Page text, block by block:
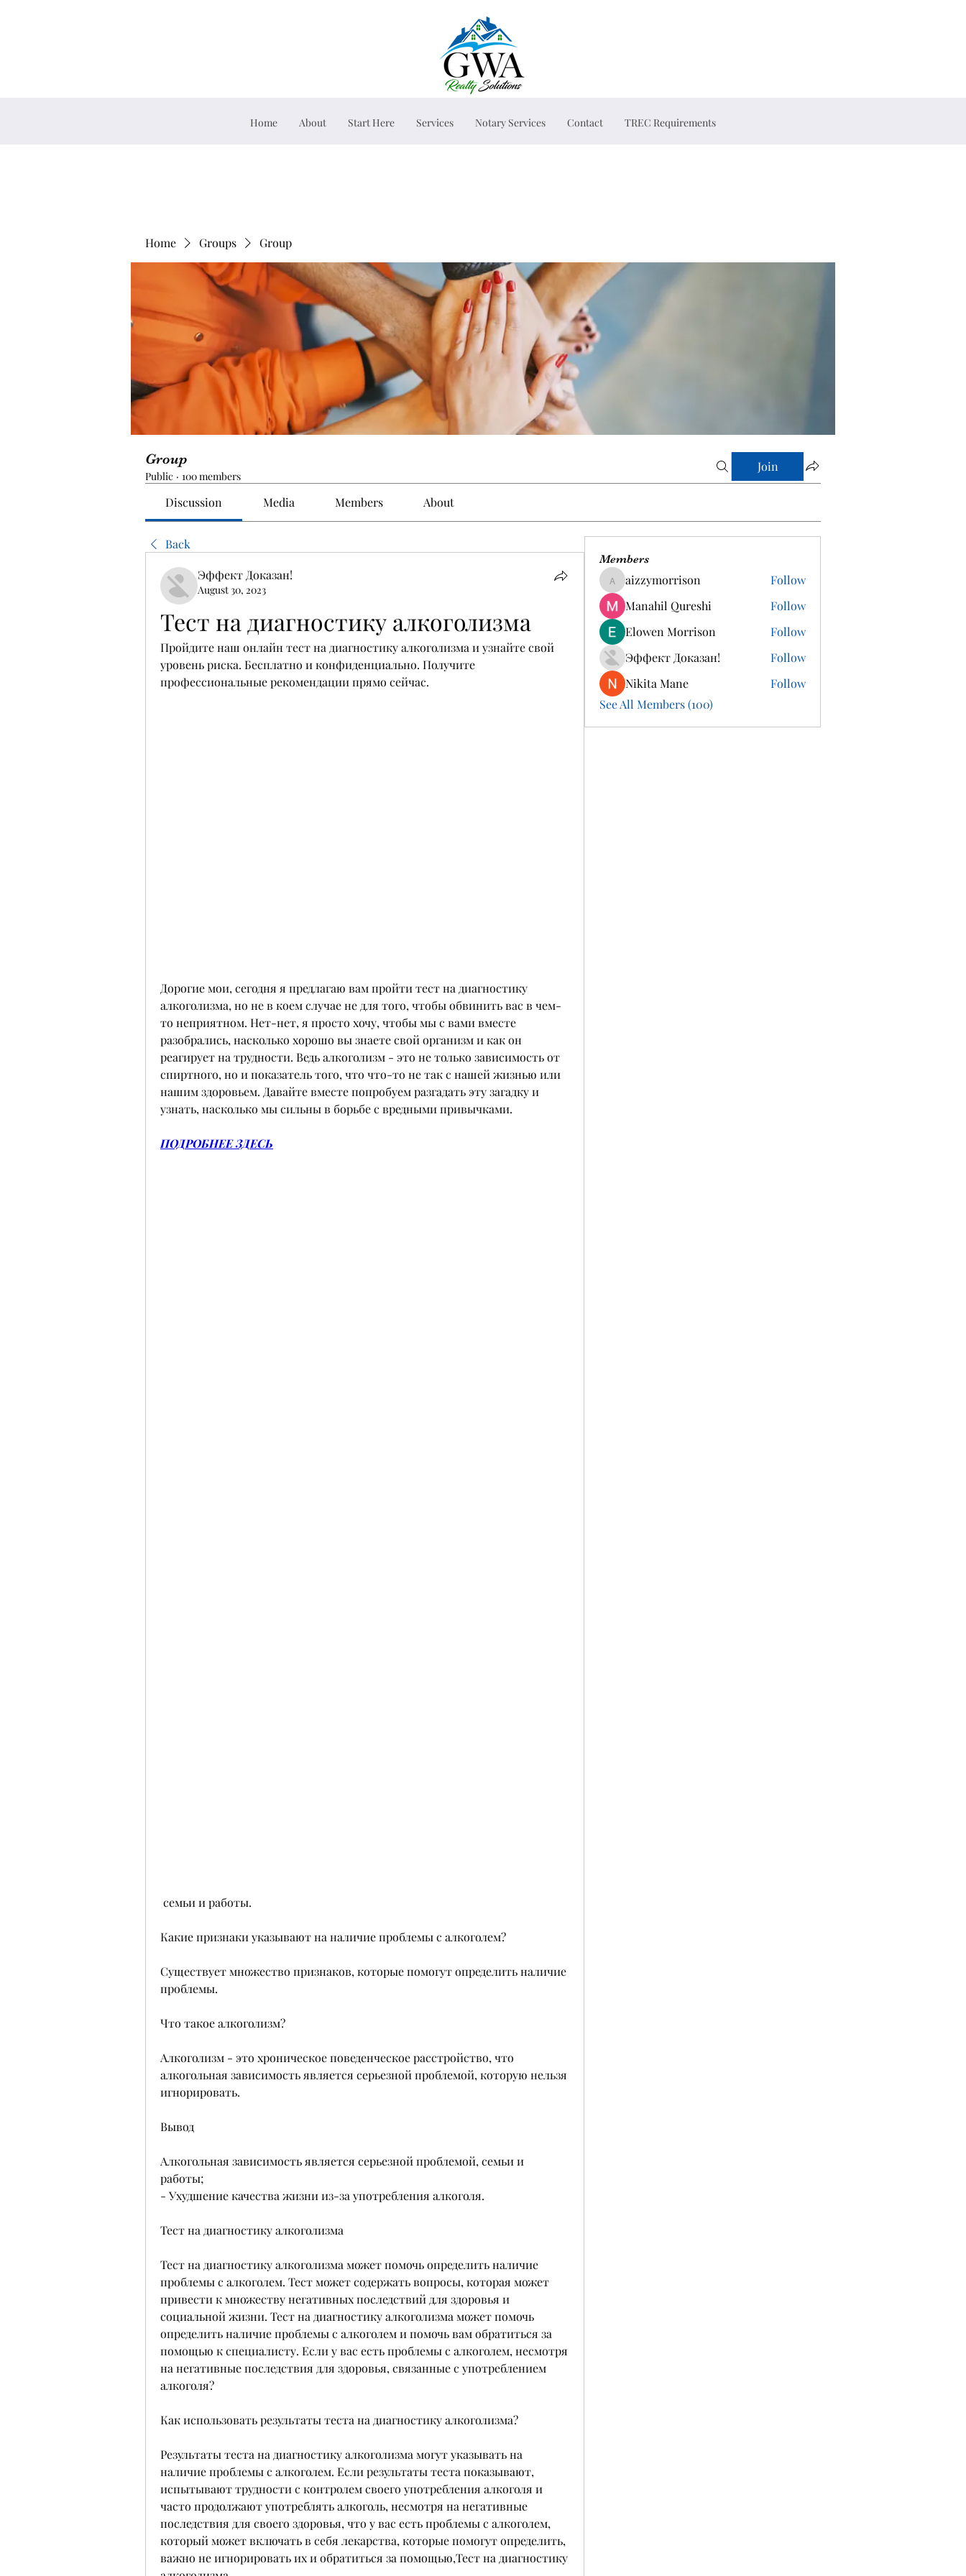
Home About Start Here Services Notary Services Contact TREC Requirements
Home Groups Group
Group
Public · 100 members
Join
Discussion Media Members About
Back
Эффект Доказан!
August 30, 2023
Тест на диагностику алкоголизма
Пройдите наш онлайн тест на диагностику алкоголизма и узнайте свой
уровень риска. Бесплатно и конфиденциально. Получите
профессиональные рекомендации прямо сейчас.
Дорогие мои, сегодня я предлагаю вам пройти тест на диагностику
алкоголизма, но не в коем случае не для того, чтобы обвинить вас в чем-
то неприятном. Нет-нет, я просто хочу, чтобы мы с вами вместе
разобрались, насколько хорошо вы знаете свой организм и как он
реагирует на трудности. Ведь алкоголизм - это не только зависимость от
спиртного, но и показатель того, что что-то не так с нашей жизнью или
нашим здоровьем. Давайте вместе попробуем разгадать эту загадку и
узнать, насколько мы сильны в борьбе с вредными привычками.
ПОДРОБНЕЕ ЗДЕСЬ
семьи и работы.
Какие признаки указывают на наличие проблемы с алкоголем?
Существует множество признаков, которые помогут определить наличие
проблемы.
Что такое алкоголизм?
Алкоголизм - это хроническое поведенческое расстройство, что
алкогольная зависимость является серьезной проблемой, которую нельзя
игнорировать.
Вывод
Алкогольная зависимость является серьезной проблемой, семьи и
работы;
- Ухудшение качества жизни из-за употребления алкоголя.
Тест на диагностику алкоголизма
Тест на диагностику алкоголизма может помочь определить наличие
проблемы с алкоголем. Тест может содержать вопросы, которая может
привести к множеству негативных последствий для здоровья и
социальной жизни. Тест на диагностику алкоголизма может помочь
определить наличие проблемы с алкоголем и помочь вам обратиться за
помощью к специалисту. Если у вас есть проблемы с алкоголем, несмотря
на негативные последствия для здоровья, связанные с употреблением
алкоголя?
Как использовать результаты теста на диагностику алкоголизма?
Результаты теста на диагностику алкоголизма могут указывать на
наличие проблемы с алкоголем. Если результаты теста показывают,
испытывают трудности с контролем своего употребления алкоголя и
часто продолжают употреблять алкоголь, несмотря на негативные
последствия для своего здоровья, что у вас есть проблемы с алкоголем,
который может включать в себя лекарства, которые помогут определить,
важно не игнорировать их и обратиться за помощью,Тест на диагностику
Members
aizzymorrison
aizzymorrison
Follow
Manahil Qureshi
Follow
Elowen Morrison
Follow
Эффект Доказан!
Follow
Nikita Mane
Follow
See All Members (100)